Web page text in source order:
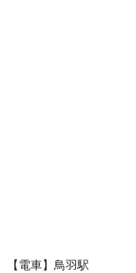
【電車】鳥羽駅